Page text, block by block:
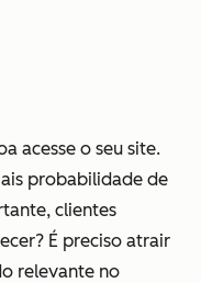
acesse o seu site.
probabilidade de
clientes
É preciso atrair
relevante no